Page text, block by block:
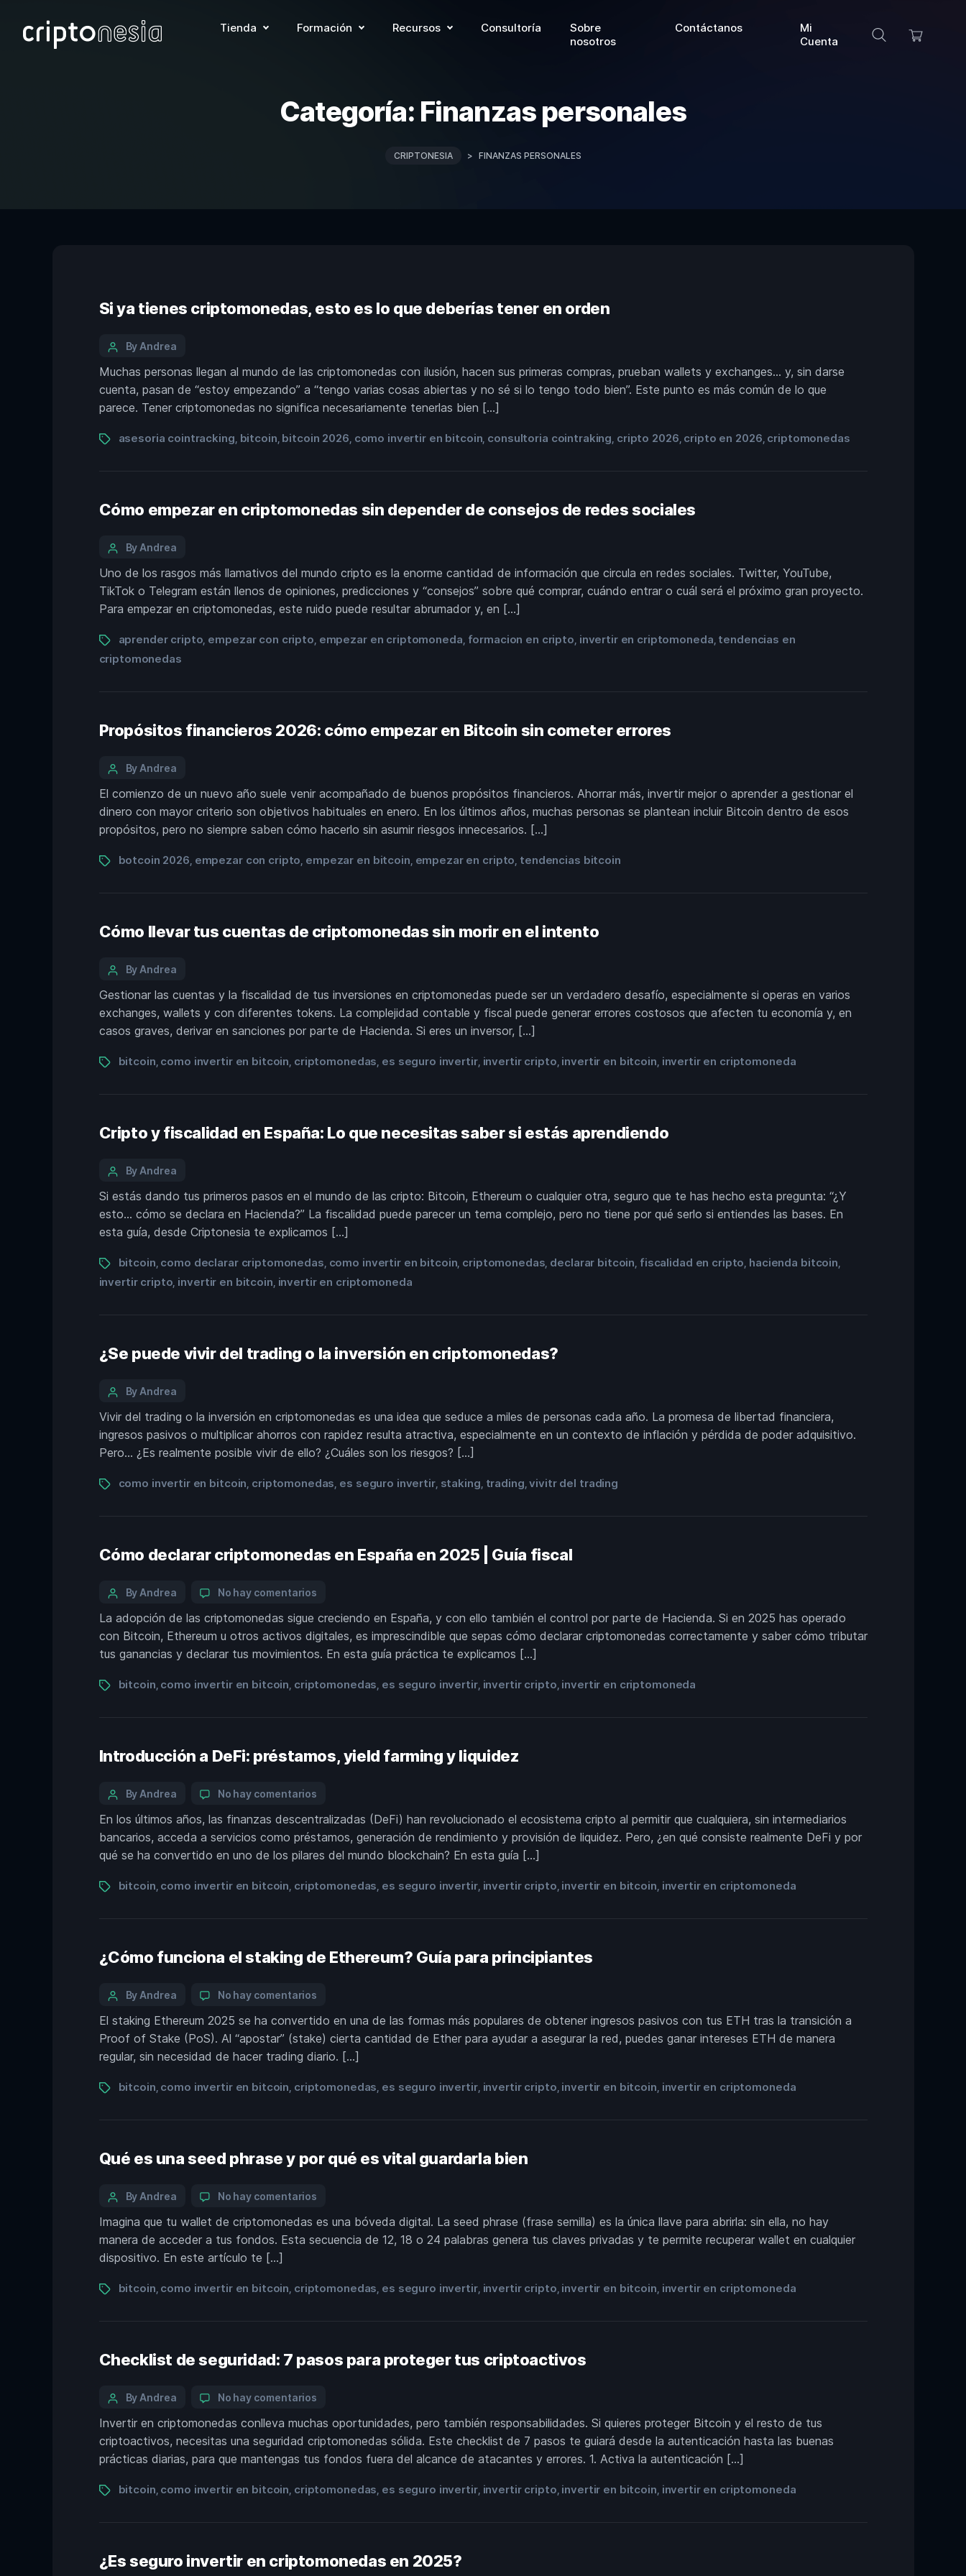
Tienda Formación Recursos Consultoría
Sobre
nosotros
Contáctanos
Mi
Cuenta
Categoría: Finanzas personales
CRIPTONESIA > FINANZAS PERSONALES
Si ya tienes criptomonedas, esto es lo que deberías tener en orden
By Andrea
Muchas personas llegan al mundo de las criptomonedas con ilusión, hacen sus primeras compras, prueban wallets y exchanges… y, sin darse
cuenta, pasan de “estoy empezando” a “tengo varias cosas abiertas y no sé si lo tengo todo bien”. Este punto es más común de lo que
parece. Tener criptomonedas no significa necesariamente tenerlas bien […]
asesoria cointracking bitcoin bitcoin 2026 como invertir en bitcoin consultoria cointraking cripto 2026 cripto en 2026 criptomonedas
Cómo empezar en criptomonedas sin depender de consejos de redes sociales
By Andrea
Uno de los rasgos más llamativos del mundo cripto es la enorme cantidad de información que circula en redes sociales. Twitter, YouTube,
TikTok o Telegram están llenos de opiniones, predicciones y “consejos” sobre qué comprar, cuándo entrar o cuál será el próximo gran proyecto.
Para empezar en criptomonedas, este ruido puede resultar abrumador y, en […]
aprender cripto empezar con cripto empezar en criptomoneda formacion en cripto invertir en criptomoneda tendencias en
criptomonedas
Propósitos financieros 2026: cómo empezar en Bitcoin sin cometer errores
By Andrea
El comienzo de un nuevo año suele venir acompañado de buenos propósitos financieros. Ahorrar más, invertir mejor o aprender a gestionar el
dinero con mayor criterio son objetivos habituales en enero. En los últimos años, muchas personas se plantean incluir Bitcoin dentro de esos
propósitos, pero no siempre saben cómo hacerlo sin asumir riesgos innecesarios. […]
botcoin 2026 empezar con cripto empezar en bitcoin empezar en cripto tendencias bitcoin
Cómo llevar tus cuentas de criptomonedas sin morir en el intento
By Andrea
Gestionar las cuentas y la fiscalidad de tus inversiones en criptomonedas puede ser un verdadero desafío, especialmente si operas en varios
exchanges, wallets y con diferentes tokens. La complejidad contable y fiscal puede generar errores costosos que afecten tu economía y, en
casos graves, derivar en sanciones por parte de Hacienda. Si eres un inversor, […]
bitcoin como invertir en bitcoin criptomonedas es seguro invertir, invertir cripto invertir en bitcoin invertir en criptomoneda
Cripto y fiscalidad en España: Lo que necesitas saber si estás aprendiendo
By Andrea
Si estás dando tus primeros pasos en el mundo de las cripto: Bitcoin, Ethereum o cualquier otra, seguro que te has hecho esta pregunta: “¿Y
esto… cómo se declara en Hacienda?” La fiscalidad puede parecer un tema complejo, pero no tiene por qué serlo si entiendes las bases. En
esta guía, desde Criptonesia te explicamos […]
bitcoin como declarar criptomonedas como invertir en bitcoin criptomonedas declarar bitcoin fiscalidad en cripto hacienda bitcoin
invertir cripto invertir en bitcoin invertir en criptomoneda
¿Se puede vivir del trading o la inversión en criptomonedas?
By Andrea
Vivir del trading o la inversión en criptomonedas es una idea que seduce a miles de personas cada año. La promesa de libertad financiera,
ingresos pasivos o multiplicar ahorros con rapidez resulta atractiva, especialmente en un contexto de inflación y pérdida de poder adquisitivo.
Pero… ¿Es realmente posible vivir de ello? ¿Cuáles son los riesgos? […]
como invertir en bitcoin criptomonedas es seguro invertir, staking trading ,vivitr del trading
Cómo declarar criptomonedas en España en 2025 | Guía fiscal
By Andrea No hay comentarios
La adopción de las criptomonedas sigue creciendo en España, y con ello también el control por parte de Hacienda. Si en 2025 has operado
con Bitcoin, Ethereum u otros activos digitales, es imprescindible que sepas cómo declarar criptomonedas correctamente y saber cómo tributar
tus ganancias y declarar tus movimientos. En esta guía práctica te explicamos […]
bitcoin como invertir en bitcoin criptomonedas es seguro invertir, invertir cripto invertir en criptomoneda
Introducción a DeFi: préstamos, yield farming y liquidez
By Andrea No hay comentarios
En los últimos años, las finanzas descentralizadas (DeFi) han revolucionado el ecosistema cripto al permitir que cualquiera, sin intermediarios
bancarios, acceda a servicios como préstamos, generación de rendimiento y provisión de liquidez. Pero, ¿en qué consiste realmente DeFi y por
qué se ha convertido en uno de los pilares del mundo blockchain? En esta guía […]
bitcoin como invertir en bitcoin criptomonedas es seguro invertir, invertir cripto invertir en bitcoin invertir en criptomoneda
¿Cómo funciona el staking de Ethereum? Guía para principiantes
By Andrea No hay comentarios
El staking Ethereum 2025 se ha convertido en una de las formas más populares de obtener ingresos pasivos con tus ETH tras la transición a
Proof of Stake (PoS). Al “apostar” (stake) cierta cantidad de Ether para ayudar a asegurar la red, puedes ganar intereses ETH de manera
regular, sin necesidad de hacer trading diario. […]
bitcoin como invertir en bitcoin criptomonedas es seguro invertir, invertir cripto invertir en bitcoin invertir en criptomoneda
Qué es una seed phrase y por qué es vital guardarla bien
By Andrea No hay comentarios
Imagina que tu wallet de criptomonedas es una bóveda digital. La seed phrase (frase semilla) es la única llave para abrirla: sin ella, no hay
manera de acceder a tus fondos. Esta secuencia de 12, 18 o 24 palabras genera tus claves privadas y te permite recuperar wallet en cualquier
dispositivo. En este artículo te […]
bitcoin como invertir en bitcoin criptomonedas es seguro invertir, invertir cripto invertir en bitcoin invertir en criptomoneda
Checklist de seguridad: 7 pasos para proteger tus criptoactivos
By Andrea No hay comentarios
Invertir en criptomonedas conlleva muchas oportunidades, pero también responsabilidades. Si quieres proteger Bitcoin y el resto de tus
criptoactivos, necesitas una seguridad criptomonedas sólida. Este checklist de 7 pasos te guiará desde la autenticación hasta las buenas
prácticas diarias, para que mantengas tus fondos fuera del alcance de atacantes y errores. 1. Activa la autenticación […]
bitcoin como invertir en bitcoin criptomonedas es seguro invertir, invertir cripto invertir en bitcoin invertir en criptomoneda
¿Es seguro invertir en criptomonedas en 2025?